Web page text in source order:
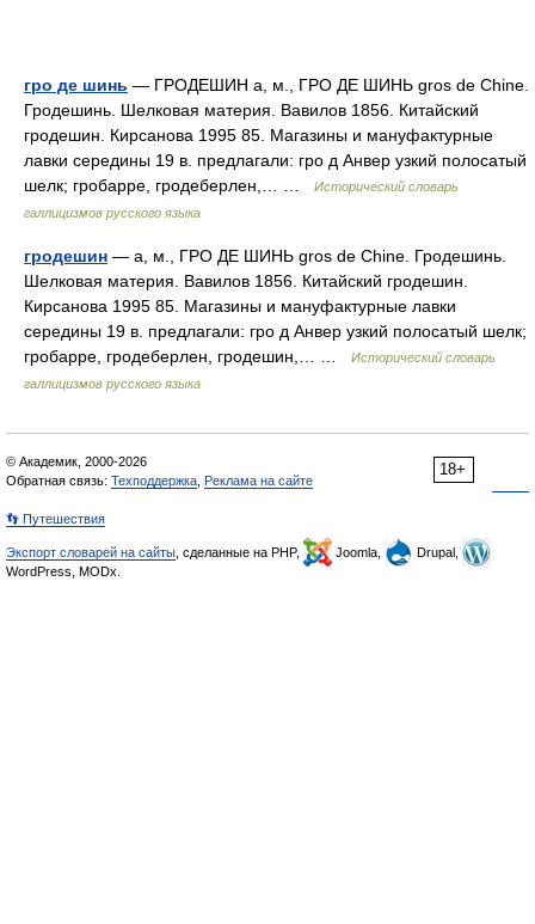
гро де шинь — ГРОДЕШИН а, м., ГРО ДЕ ШИНЬ gros de Chine.
Гродешинь. Шелковая материя. Вавилов 1856. Китайский
гродешин. Кирсанова 1995 85. Магазины и мануфактурные
лавки середины 19 в. предлагали: гро д Анвер узкий полосатый
шелк; гробарре, гродеберлен,… …
Исторический словарь
галлицизмов русского языка
гродешин — а, м., ГРО ДЕ ШИНЬ gros de Chine. Гродешинь.
Шелковая материя. Вавилов 1856. Китайский гродешин.
Кирсанова 1995 85. Магазины и мануфактурные лавки
середины 19 в. предлагали: гро д Анвер узкий полосатый шелк;
гробарре, гродеберлен, гродешин,… …
Исторический словарь
галлицизмов русского языка
18+
© Академик, 2000-2026
Обратная связь: Техподдержка Реклама на сайте
👣 Путешествия
Экспорт словарей на сайты , сделанные на PHP, Joomla,
Drupal,
WordPress, MODx.